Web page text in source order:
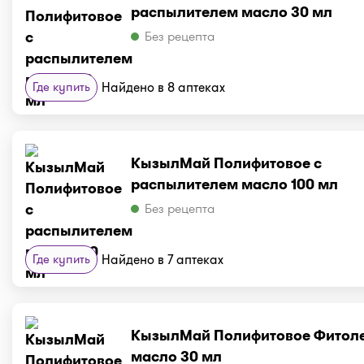
распылителем масло 30 мл
Без рецепта
Где купить Найдено в 8 аптеках
КызылМай Полифитовое с
распылителем масло 100 мл
Без рецепта
Где купить Найдено в 7 аптеках
КызылМай Полифитовое
масло 30 мл